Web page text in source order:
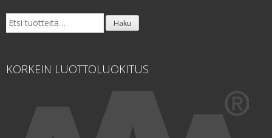
Etsi: Haku
KORKEIN LUOTTOLUOKITUS